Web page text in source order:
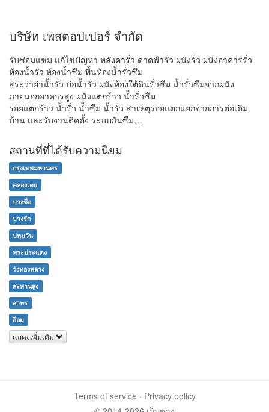
บริษัท เพสตอปเปอร์ จำกัด
รับซ่อมแซม แก้ไขปัญหา หลังคารั่ว ดาดฟ้ารั่ว ผนังรั่ว ผนังอาคารรั่ว
ห้องน้ำรั่ว ห้องน้ำซึม พื้นห้องน้ำรั่วซึม
สระว่าย่าน้ำรั่ว บ่อน้ำรั่ว ผนังห้องใต้ดินรั่วซึม น้ำรั่วซึมจากผนัง
ภายนอกอาคารสูง ผนังแตกร้าว น้ำรั่วซึม
รอยแตกร้าว น้ำรั่ว น้ำซึม น้ำรั่ว สาเหตุรอยแตกแยกจากการต่อเติม
บ้าน และรับงานติดตั้ง ระบบกันซึม…
สถานที่ที่ได้รับความนิยม
กรุงเทพมหานคร
คลองเตย
บางซื่อ
บางรัก
ปทุมวัน
พระประแดง
วังทองหลาง
สะพานสูง
สาทร
สีลม
แสดงเพิ่มเติม
Terms of service · Privacy policy